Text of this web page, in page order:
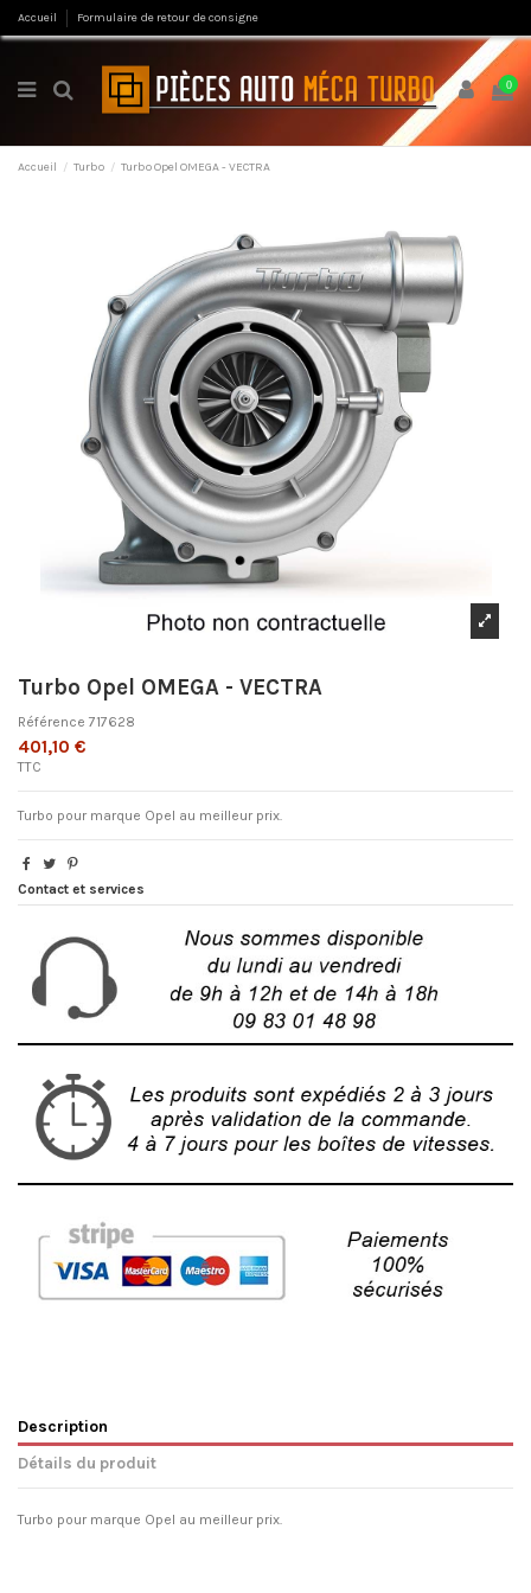
Accueil Formulaire de retour de consigne
0
Accueil Turbo Turbo Opel OMEGA - VECTRA
Turbo Opel OMEGA - VECTRA
Référence 717628
401,10 €
TTC
Turbo pour marque Opel au meilleur prix.
Contact et services
Description
Détails du produit
Turbo pour marque Opel au meilleur prix.